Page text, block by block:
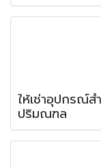
ให้เช่าอุปกรณ์ส
ปริมณฑล